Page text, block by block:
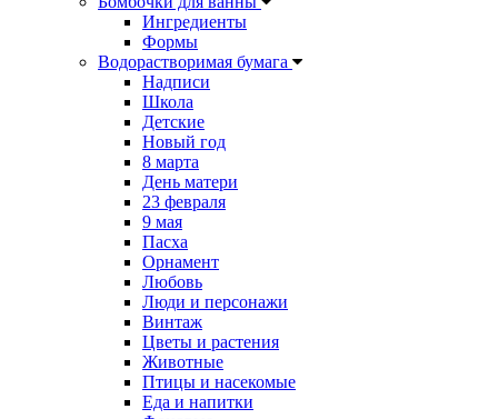
Ингредиенты
Формы
Водорастворимая бумага
Надписи
Школа
Детские
Новый год
8 марта
День матери
23 февраля
9 мая
Пасха
Орнамент
Любовь
Люди и персонажи
Винтаж
Цветы и растения
Животные
Птицы и насекомые
Еда и напитки